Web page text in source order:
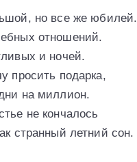
но все же юбилей.
отношений.
и ночей.
просить подарка,
на миллион.
не кончалось
странный летний сон.